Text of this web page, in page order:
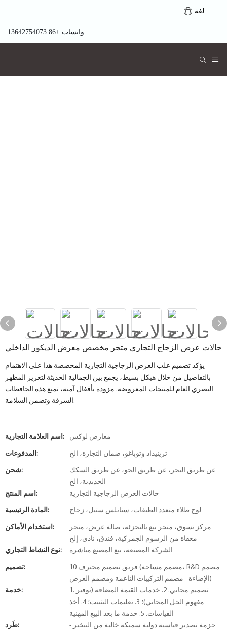
لغة
واتساب:+86 13642754073
حالات عرض الزجاج التجاري متجر مخصص معرض الديكور الداخلي
يؤكد تصميم علب العرض الزجاجية التجارية المخصصة هذا على الاهتمام
بالتفاصيل من خلال هيكل بسيط، يجمع بين الجمالية الحديثة لتعزيز المظهر
البصري العام للمنتجات المعروضة. مزودة بأقفال آمنة، تمنع هذه الحافظات
السرقة وتضمن السلامة.
اسم العلامة التجارية: معارض لوكس
المدفوعات: ترينيداد وتوباغو، ضمان التجارة، الخ
شحن:
عن طريق البحر، عن طريق الجو، عن طريق السكك
الحديدية، الخ
اسم المنتج:
حالات العرض الزجاجية التجارية
المادة الرئيسية: لوح طلاء متعدد الطبقات، ستانلس ستيل، زجاج
استخدام الأماكن:
مركز تسوق، متجر بيع بالتجزئة، صالة عرض، متجر
معفاة من الرسوم الجمركية، فندق، نادي، إلخ
نوع النشاط التجاري:
الشركة المصنعة، بيع المصنع مباشرة
تصميم:
10 فريق تصميم محترف (مصمم مساحة، R&D مصمم
الإضاءة - مصمم التركيبات الناعمة ومصمم العرض)
خدمة:
1. تصميم مجاني. 2. خدمات القيمة المضافة (توفير
مفهوم الحل المجاني)؛ 3. تعليمات التثبيت؛ 4. أخذ
القياسات. 5. خدمة ما بعد البيع المهنية
طَرد:
حزمة تصدير قياسية دولية سميكة خالية من التبخير -